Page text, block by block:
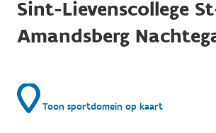
Sint-Lievenscollege
Amandsberg
Toon sportdomein op kaart